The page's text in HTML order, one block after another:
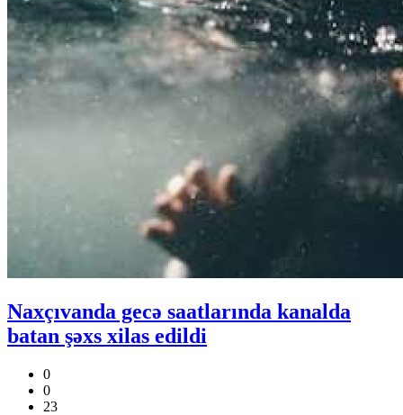
Naxçıvanda gecə saatlarında kanalda
batan şəxs xilas edildi
0
0
23